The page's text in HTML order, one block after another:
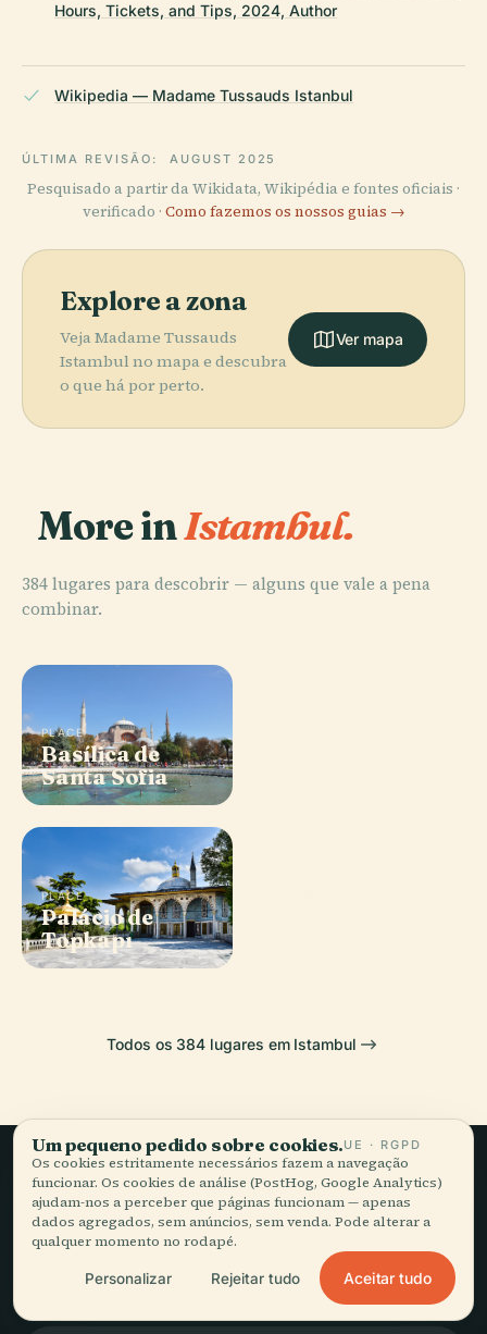
Hours, Tickets, and Tips, 2024, Author
Wikipedia — Madame Tussauds Istanbul
ÚLTIMA REVISÃO: AUGUST 2025
Pesquisado a partir da Wikidata, Wikipédia e fontes oficiais ·
verificado · Como fazemos os nossos guias →
Explore a zona
Veja Madame Tussauds
Istambul no mapa e descubra
o que há por perto.
Ver mapa
More inIstambul.
384 lugares para descobrir — alguns que vale a pena
combinar.
PLACE
Basílica de
Santa Sofia
PLACE
Palácio de
Topkapı
Todos os 384 lugares em Istambul
Viagem lenta,
bem contada.
Um pequeno pedido sobre cookies.UE · RGPD
Os cookies estritamente necessários fazem a navegação
funcionar. Os cookies de análise (PostHog, Google Analytics)
ajudam-nos a perceber que páginas funcionam — apenas
dados agregados, sem anúncios, sem venda. Pode alterar a
qualquer momento no rodapé.
Personalizar Rejeitar tudo Aceitar tudo